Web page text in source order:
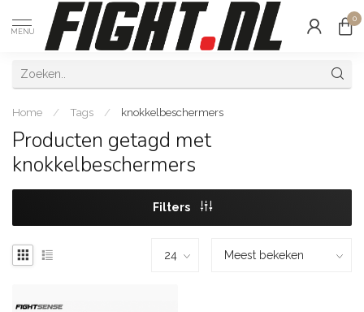
MENU
0
Home / Tags / knokkelbeschermers
Producten getagd met
knokkelbeschermers
Filters